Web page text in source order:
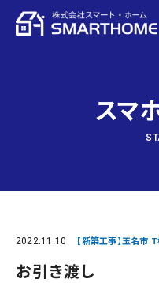
スマ
2022.11.10 【新築工事】玉名市
お引き渡し